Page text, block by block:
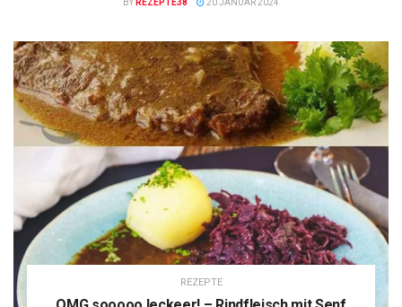
BY REZEPTE38 20 JANUAR 2024
REZEPTE